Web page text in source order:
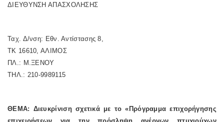
ΔΙΕΥΘΥΝΣΗ ΑΠΑΣΧΟΛΗΣΗΣ
Ταχ. Δ/νση: Εθν. Αντίστασης 8,
ΤΚ 16610, ΑΛΙΜΟΣ
ΠΛ.: Μ.ΞΕΝΟΥ
ΤΗΛ.: 210-9989115
ΘΕΜΑ: Διευκρίνιση σχετικά με το «Πρόγραμμα επιχορήγησης